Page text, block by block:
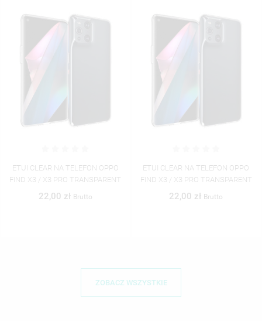
ETUI CLEAR NA TELEFON OPPO
FIND X3 / X3 PRO TRANSPARENT
22,00 zł Brutto
ETUI CLEAR NA TELEFON OPPO
FIND X3 / X3 PRO ST_GRF-2021-1-
100
ZOBACZ WSZYSTKIE